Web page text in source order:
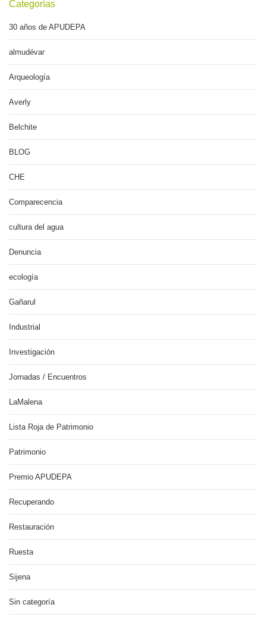
Categorías
30 años de APUDEPA
almudévar
Arqueología
Averly
Belchite
BLOG
CHE
Comparecencia
cultura del agua
Denuncia
ecología
Gañarul
Industrial
Investigación
Jornadas / Encuentros
LaMalena
Lista Roja de Patrimonio
Patrimonio
Premio APUDEPA
Recuperando
Restauración
Ruesta
Sijena
Sin categoría